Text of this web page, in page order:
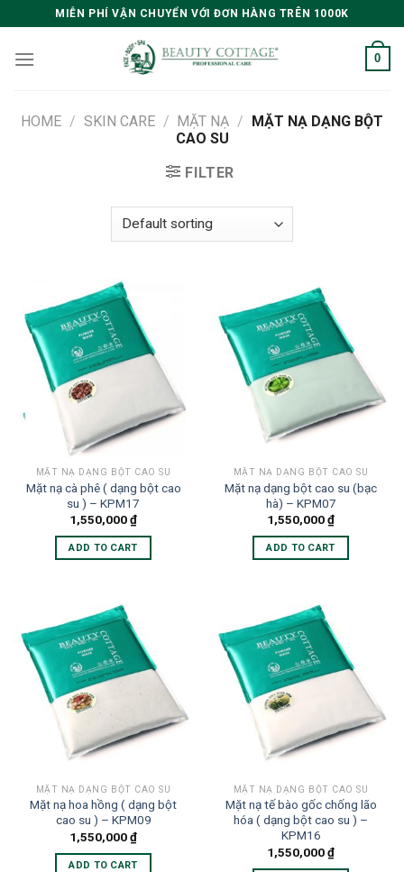
to
content
MIỄN PHÍ VẬN CHUYỂN VỚI ĐƠN HÀNG TRÊN 1000K
0
HOME / SKIN CARE / MẶT NẠ / MẶT NẠ DẠNG BỘT
CAO SU
FILTER
MẶT NẠ DẠNG BỘT CAO SU
Mặt nạ cà phê ( dạng bột cao
su ) – KPM17
1,550,000₫
ADD TO CART
MẶT NẠ DẠNG BỘT CAO SU
Mặt nạ dạng bột cao su (bạc
hà) – KPM07
1,550,000₫
ADD TO CART
MẶT NẠ DẠNG BỘT CAO SU
Mặt nạ hoa hồng ( dạng bột
cao su ) – KPM09
1,550,000₫
ADD TO CART
MẶT NẠ DẠNG BỘT CAO SU
Mặt nạ tế bào gốc chống lão
hóa ( dạng bột cao su ) –
KPM16
1,550,000₫